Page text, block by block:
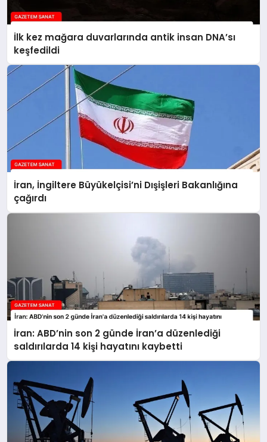
İlk kez mağara duvarlarında antik insan DNA’sı
keşfedildi
İran, İngiltere Büyükelçisi’ni Dışişleri Bakanlığına
çağırdı
İran: ABD’nin son 2 günde İran’a düzenlediği
saldırılarda 14 kişi hayatını kaybetti